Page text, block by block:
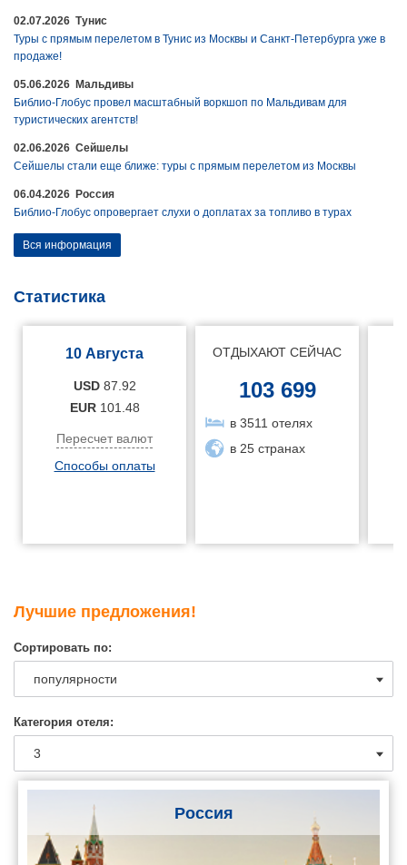
02.07.2026 Тунис
Туры с прямым перелетом в Тунис из Москвы и Санкт-Петербурга уже в
продаже!
05.06.2026 Мальдивы
Библио-Глобус провел масштабный воркшоп по Мальдивам для
туристических агентств!
02.06.2026 Сейшелы
Сейшелы стали еще ближе: туры с прямым перелетом из Москвы
06.04.2026 Россия
Библио-Глобус опровергает слухи о доплатах за топливо в турах
Вся информация
Статистика
10 Августа
USD 87.92
EUR 101.48
Пересчет валют
Способы оплаты
ОТДЫХАЮТ СЕЙЧАС
103 699
в 3511 отелях
в 25 странах
Лучшие предложения!
Сортировать по:
Категория отеля:
Россия